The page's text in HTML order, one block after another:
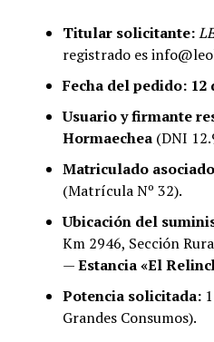
Titular solicitante:
registrado es
Fecha del pedido: 12
Usuario y firmante
Hormaechea(DNI
Matriculado
(Matrícula Nº 32).
Ubicación del
Km 2946, Sección
—Estancia «El
Potencia solicitada:
Grandes Consumos).